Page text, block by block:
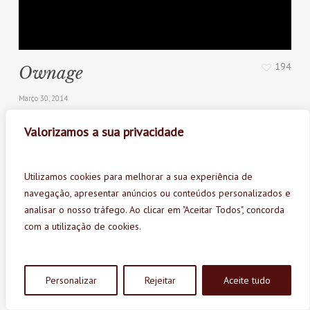
Valorizamos a sua privacidade
Utilizamos cookies para melhorar a sua experiência de
navegação, apresentar anúncios ou conteúdos personalizados e
analisar o nosso tráfego. Ao clicar em "Aceitar Todos", concorda
com a utilização de cookies.
Personalizar Rejeitar Aceite tudo
Ownage
Março 30, 2014
194